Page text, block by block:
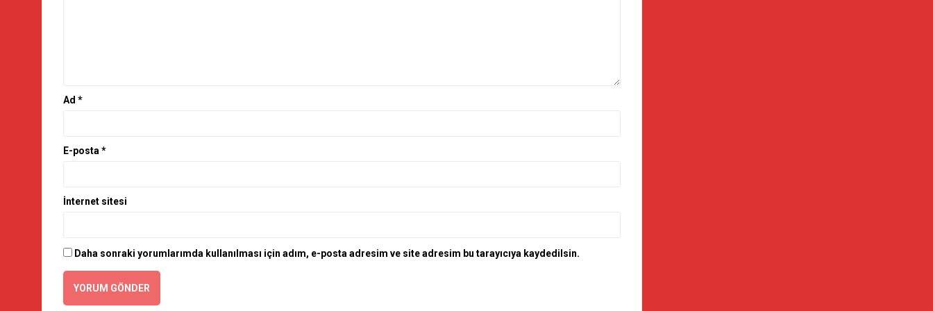
Ad *
E-posta *
İnternet sitesi
Daha sonraki yorumlarımda kullanılması için adım, e-posta adresim ve site adresim bu tarayıcıya kaydedilsin.